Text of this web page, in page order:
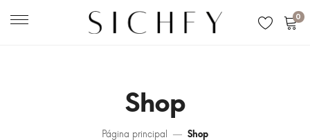
0
Shop
Página principal Shop